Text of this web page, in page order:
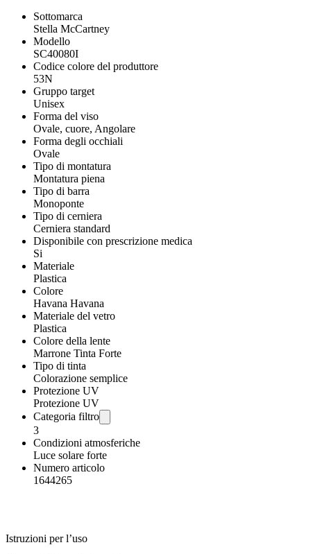
Sottomarca
Stella McCartney
Modello
SC40080I
Codice colore del produttore
53N
Gruppo target
Unisex
Forma del viso
Ovale, cuore, Angolare
Forma degli occhiali
Ovale
Tipo di montatura
Montatura piena
Tipo di barra
Monoponte
Tipo di cerniera
Cerniera standard
Disponibile con prescrizione medica
Si
Materiale
Plastica
Colore
Havana Havana
Materiale del vetro
Plastica
Colore della lente
Marrone Tinta Forte
Tipo di tinta
Colorazione semplice
Protezione UV
Protezione UV
Categoria filtro
3
Condizioni atmosferiche
Luce solare forte
Numero articolo
1644265
Istruzioni per l’uso